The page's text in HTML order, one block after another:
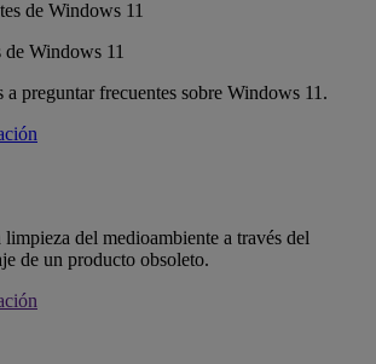
de Windows 11
a preguntar frecuentes sobre Windows 11.
del medioambiente a través del
de un producto obsoleto.